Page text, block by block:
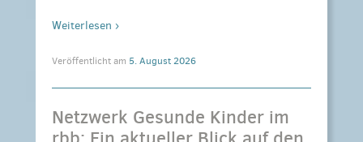
Weiterlesen ›
Veröffentlicht am 5. August 2026
Netzwerk Gesunde Kinder im